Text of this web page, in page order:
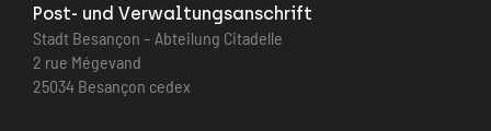
Post- und Verwaltungsanschrift
Stadt Besançon – Abteilung Citadelle
2 rue Mégevand
25034 Besançon cedex